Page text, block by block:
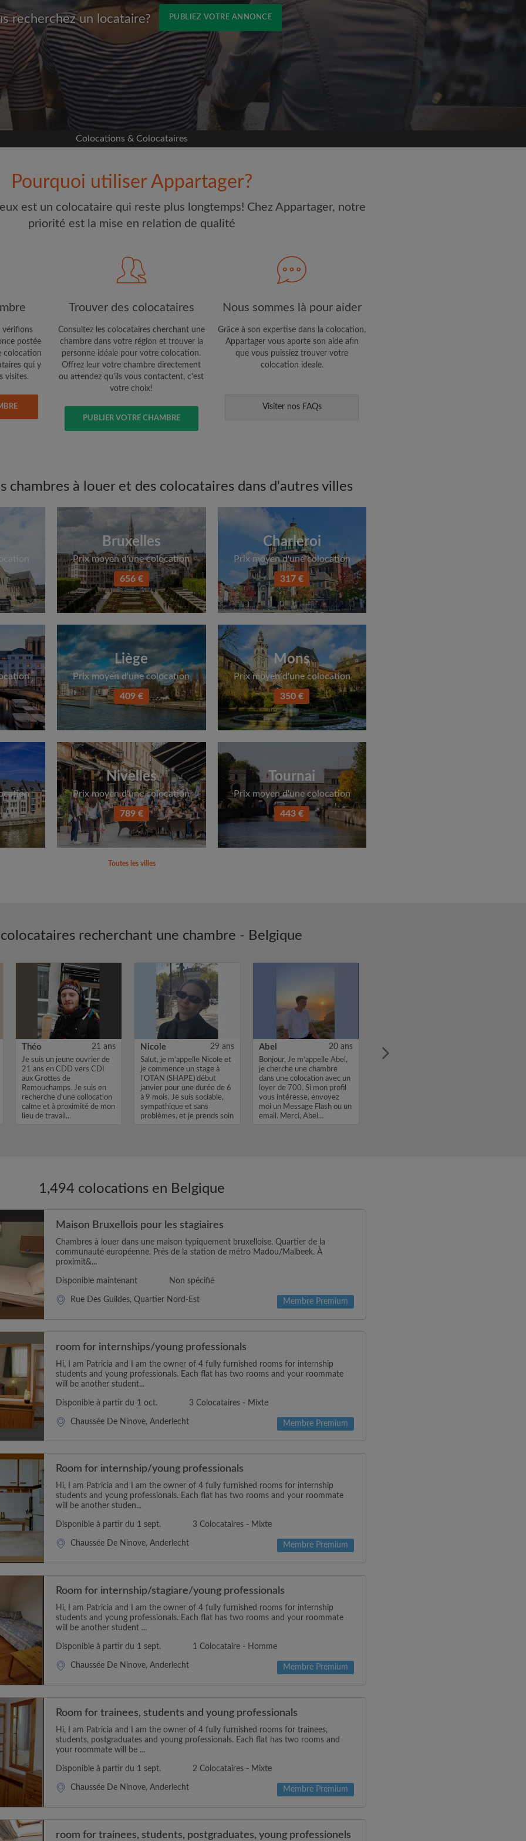
recherchez un locataire? PUBLIEZ VOTRE ANNONCE
Facebook
sur votre page sans
toute nouvelle
à vos critères
et aux
vous cherchez
Adresse email
Mot de passe
et ai pris connaissance de la
Je souhaite recevoir des offres exclusives et des mises à
jour du compte par e-mail
Colocations & Colocataires
Pourquoi utiliser Appartager?
est un colocataire qui reste plus longtemps! Chez Appartager, notre
priorité est la mise en relation de qualité
vérifions
postée
colocation
qui y
visites.
Trouver des colocataires
Consultez les colocataires cherchant une
chambre dans votre région et trouver la
personne idéale pour votre colocation.
Offrez leur votre chambre directement
ou attendez qu'ils vous contactent, c'est
votre choix!
PUBLIER VOTRE CHAMBRE
Nous sommes là pour aider
Grâce à son expertise dans la colocation,
Appartager vous aporte son aide afin
que vous puissiez trouver votre
colocation ideale.
Visiter nos FAQs
chambres à louer et des colocataires dans d'autres villes
Bruxelles
Prix moyen d'une colocation
656 €
Charleroi
Prix moyen d'une colocation
317 €
Liège
Prix moyen d'une colocation
409 €
Mons
Prix moyen d'une colocation
350 €
Nivelles
Prix moyen d'une colocation
789 €
Tournai
Prix moyen d'une colocation
443 €
Toutes les villes
recherchant une chambre - Belgique
Théo 21 ans
Je suis un jeune ouvrier de
21 ans en CDD vers CDI
aux Grottes de
Remouchamps. Je suis en
recherche d'une collocation
calme et à proximité de mon
lieu de travail...
Nicole 29 ans
Salut, je m’appelle Nicole et
je commence un stage à
l’OTAN (SHAPE) début
janvier pour une durée de 6
à 9 mois. Je suis sociable,
sympathique et sans
problèmes, et je prends soin
Abel 20 ans
Bonjour, Je m'appelle Abel,
je cherche une chambre
dans une colocation avec un
loyer de 700. Si mon profil
vous intéresse, envoyez
moi un Message Flash ou un
email. Merci, Abel...
1,494 colocations en Belgique
Maison Bruxellois pour les stagiaires
Chambres à louer dans une maison typiquement bruxelloise. Quartier de la
communauté européenne. Près de la station de métro Madou/Malbeek. À
proximit&...
Disponible maintenant Non spécifié
Rue Des Guildes, Quartier Nord-Est Membre Premium
room for internships/young professionals
Hi, I am Patricia and I am the owner of 4 fully furnished rooms for internship
students and young professionals. Each flat has two rooms and your roommate
will be another student...
Disponible à partir du 1 oct. 3 Colocataires - Mixte
Chaussée De Ninove, Anderlecht Membre Premium
Room for internship/young professionals
Hi, I am Patricia and I am the owner of 4 fully furnished rooms for internship
students and young professionals. Each flat has two rooms and your roommate
will be another studen...
Disponible à partir du 1 sept. 3 Colocataires - Mixte
Chaussée De Ninove, Anderlecht Membre Premium
Room for internship/stagiare/young professionals
Hi, I am Patricia and I am the owner of 4 fully furnished rooms for internship
students and young professionals. Each flat has two rooms and your roommate
will be another student ...
Disponible à partir du 1 sept. 1 Colocataire - Homme
Chaussée De Ninove, Anderlecht Membre Premium
Room for trainees, students and young professionals
Hi, I am Patricia and I am the owner of 4 fully furnished rooms for trainees,
students, postgraduates and young professionals. Each flat has two rooms and
your roommate will be ...
Disponible à partir du 1 sept. 2 Colocataires - Mixte
Chaussée De Ninove, Anderlecht Membre Premium
room for trainees, students, postgraduates, young professionels